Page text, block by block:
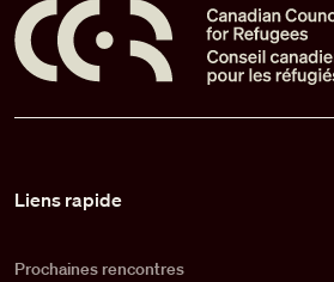
Liens rapide
Prochaines rencontres